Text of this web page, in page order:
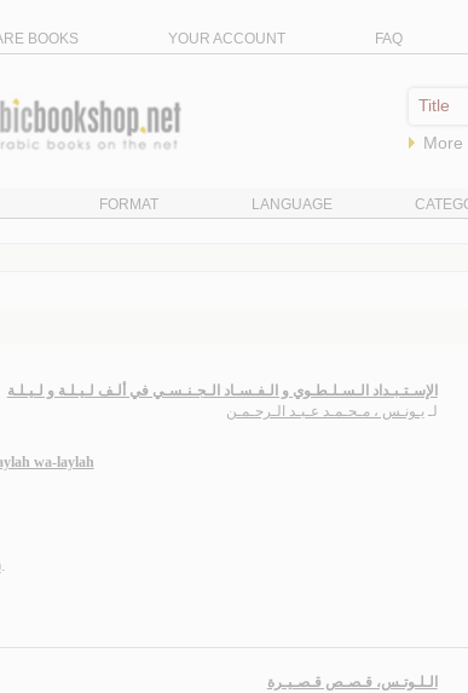
BOOKS YOUR ACCOUNT FAQ
More
FORMAT LANGUAGE
الإسـتـبـداد الـسـلـطـوي و الـفـسـاد الـجـنـسـي في ألـف لـيـلـة و لـيـلـة
لـ يـونـس ، مـحـمـد عـبـد الـرحـمـن
wa-laylah
.
الـلـوتـس، قـصـص قـصـيـرة